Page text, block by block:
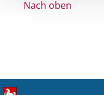
Nach oben